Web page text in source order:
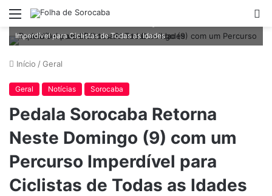
Menu
Imperdível para Ciclistas de Todas as Idades
Início /Geral
Geral Notícias Sorocaba
Pedala Sorocaba Retorna
Neste Domingo (9) com um
Percurso Imperdível para
Ciclistas de Todas as Idades